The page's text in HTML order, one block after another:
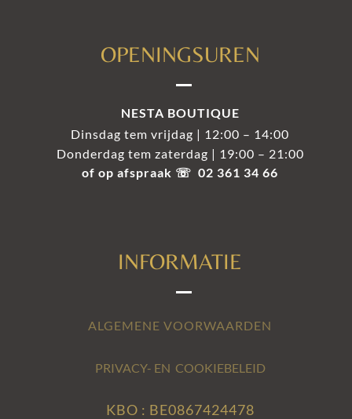
OPENINGSUREN
NESTA BOUTIQUE
Dinsdag tem vrijdag | 12:00 – 14:00
Donderdag tem zaterdag | 19:00 – 21:00
of op afspraak ☏ 02 361 34 66
INFORMATIE
ALGEMENE VOORWAARDEN
PRIVACY- EN COOKIEBELEID
KBO : BE0867424478